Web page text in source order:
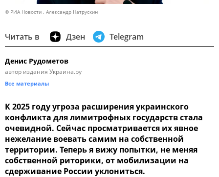
© РИА Новости . Александр Натрускин
Читать в Дзен Telegram
Денис Рудометов
автор издания Украина.ру
Все материалы
К 2025 году угроза расширения украинского
конфликта для лимитрофных государств стала
очевидной. Сейчас просматривается их явное
нежелание воевать самим на собственной
территории. Теперь я вижу попытки, не меняя
собственной риторики, от мобилизации на
сдерживание России уклониться.